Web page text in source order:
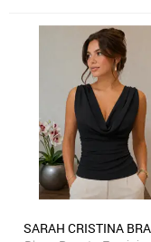
SARAH CRISTINA